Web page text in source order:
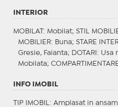
INTERIOR
MOBILAT : Mobilat; STIL
MOBILIER: Buna; STARE
Gresie, Faianta;
DOTARI : Usa
Mobilata; COMPARTIMENTARE
INFO IMOBIL
TIP IMOBIL : Amplasat in